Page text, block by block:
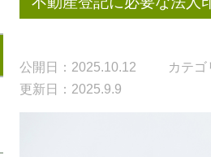
公開日：2025.10.12 カテゴ
更新日：2025.9.9